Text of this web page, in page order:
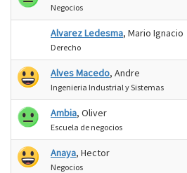
Negocios
Alvarez Ledesma, Mario Ignacio
Derecho
Alves Macedo, Andre
Ingenieria Industrial y Sistemas
Ambia, Oliver
Escuela de negocios
Anaya, Hector
Negocios